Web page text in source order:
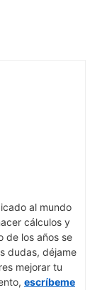
al mundo
cálculos y
de los años se
dudas, déjame
mejorar tu
escríbeme